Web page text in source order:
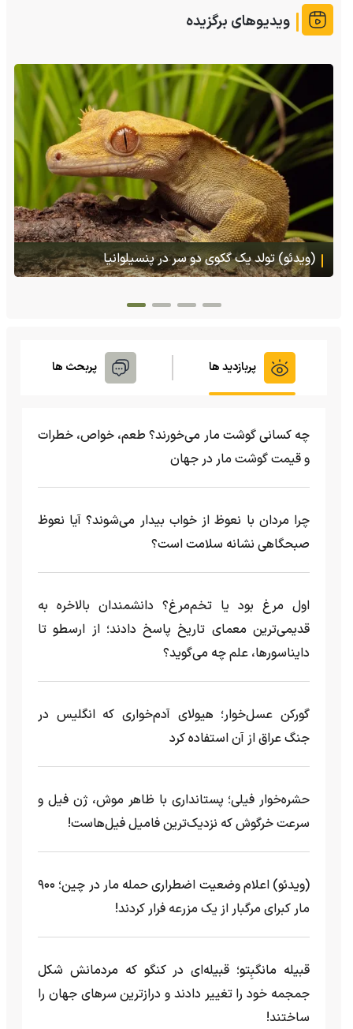
ویدیوهای برگزیده
(ویدئو) تصاویر شگفت‌انگیز از مارمولک گلو بادبزنی که
هنگام خطر یک مایع چسبناک از بدنش پرتاب می‌کند
پربازدید ها پربحث ها
چه کسانی گوشت مار می‌خورند؟ طعم، خواص، خطرات
و قیمت گوشت مار در جهان
چرا مردان با نعوظ از خواب بیدار می‌شوند؟ آیا نعوظ
صبحگاهی نشانه سلامت است؟
اول مرغ بود یا تخم‌مرغ؟ دانشمندان بالاخره به
قدیمی‌ترین معمای تاریخ پاسخ دادند؛ از ارسطو تا
دایناسورها، علم چه می‌گوید؟
گورکن عسل‌خوار؛ هیولای آدم‌خواری که انگلیس در
جنگ عراق از آن استفاده کرد
حشره‌خوار فیلی؛ پستانداری با ظاهر موش، ژن فیل و
سرعت خرگوش که نزدیک‌ترین فامیل فیل‌هاست!
(ویدئو) اعلام وضعیت اضطراری حمله مار‌ در چین؛ ۹۰۰
مار کبرای مرگبار از یک مزرعه‌ فرار کردند!
قبیله مانگبِتو؛ قبیله‌ای در کنگو که مردمانش شکل
جمجمه خود را تغییر دادند و درازترین سرهای جهان را
ساختند!